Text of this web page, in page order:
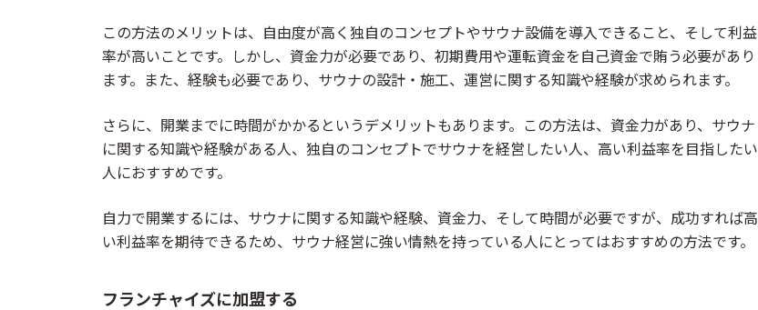
この方法のメリットは、自由度が高く独自のコンセプトやサウナ設備を導入できること、そして利益
率が高いことです。しかし、資金力が必要であり、初期費用や運転資金を自己資金で賄う必要があり
ます。また、経験も必要であり、サウナの設計・施工、運営に関する知識や経験が求められます。
さらに、開業までに時間がかかるというデメリットもあります。この方法は、資金力があり、サウナ
に関する知識や経験がある人、独自のコンセプトでサウナを経営したい人、高い利益率を目指したい
人におすすめです。
自力で開業するには、サウナに関する知識や経験、資金力、そして時間が必要ですが、成功すれば高
い利益率を期待できるため、サウナ経営に強い情熱を持っている人にとってはおすすめの方法です。
フランチャイズに加盟する